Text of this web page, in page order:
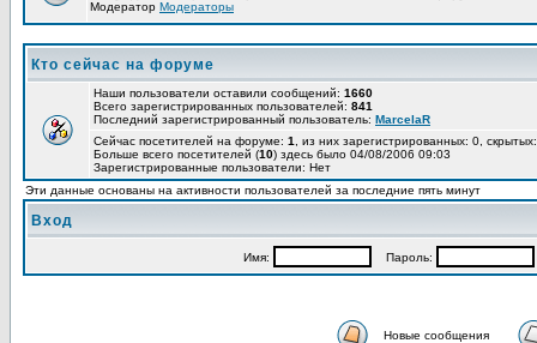
Модератор Модераторы
Кто сейчас на форуме
Наши пользователи оставили сообщений: 1660
Всего зарегистрированных пользователей: 841
Последний зарегистрированный пользователь: MarcelaR
Сейчас посетителей на форуме: 1
, из них зарегистрированных: 0,
Больше всего посетителей (10) здесь было 04/08/2006 09:03
Зарегистрированные пользователи: Нет
Эти данные основаны на активности пользователей за последние пять минут
Вход
Имя: Пароль:
Новые сообщения